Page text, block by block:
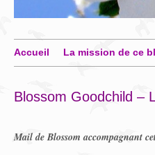
Accueil La mission de ce
Blossom Goodchild –
Mail de Blossom accompagnant